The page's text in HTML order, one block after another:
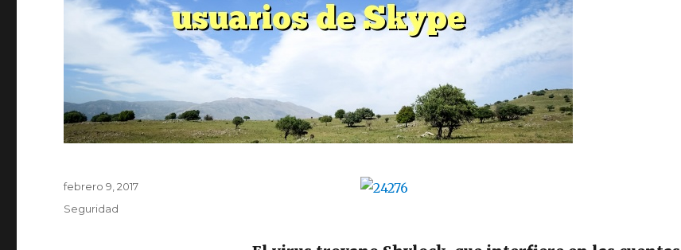
Publicado
el
febrero 9, 2017
Categorías
Seguridad